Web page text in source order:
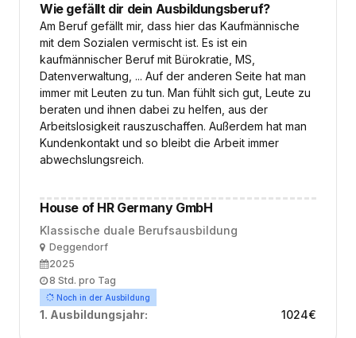
Wie gefällt dir dein Ausbildungsberuf?
Am Beruf gefällt mir, dass hier das Kaufmännische
mit dem Sozialen vermischt ist. Es ist ein
kaufmännischer Beruf mit Bürokratie, MS,
Datenverwaltung, ... Auf der anderen Seite hat man
immer mit Leuten zu tun. Man fühlt sich gut, Leute zu
beraten und ihnen dabei zu helfen, aus der
Arbeitslosigkeit rauszuschaffen. Außerdem hat man
Kundenkontakt und so bleibt die Arbeit immer
abwechslungsreich.
House of HR Germany GmbH
Klassische duale Berufsausbildung
OrtDeggendorf
Ausbildungsbeginn
2025
Arbeitszeit
8 Std. pro Tag
Noch in der Ausbildung
1. Ausbildungsjahr: 1024€